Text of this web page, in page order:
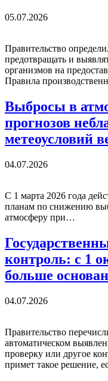
05.07.2026
Правительство
предотвращать и
организмов на
Правила
Выбросы в
прогнозов
метеоусловий
04.07.2026
C 1 марта 2026 года
планам по снижению
атмосферу при…
контроль: с 1
больше
04.07.2026
Правительство
автоматическом
проверку или другое
примет такое решение,